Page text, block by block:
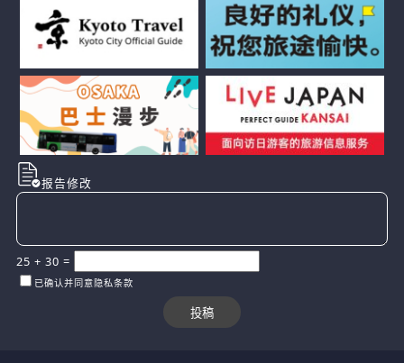
报告修改
25 + 30 =
已确认并同意隐私条款